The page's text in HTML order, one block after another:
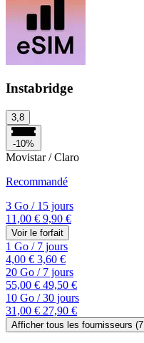
Instabridge
3,8
-10%
Movistar / Claro
Recommandé
3 Go /15 jours
11,00 € 9,90 €
Voir le forfait
1 Go /7 jours
4,00 € 3,60 €
20 Go /7 jours
55,00 € 49,50 €
10 Go /30 jours
31,00 € 27,90 €
Afficher tous les fournisseurs (7